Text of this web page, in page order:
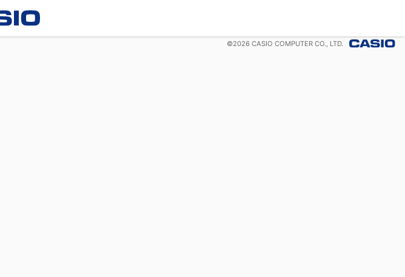
©2026 CASIO COMPUTER CO., LTD.